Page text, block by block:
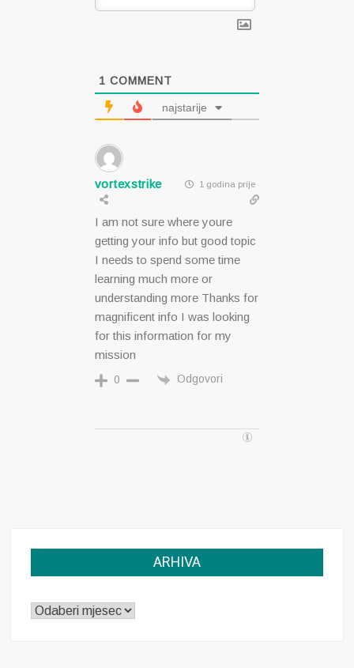
1 COMMENT
najstarije
vortexstrike 1 godina prije
I am not sure where youre
getting your info but good topic
I needs to spend some time
learning much more or
understanding more Thanks for
magnificent info I was looking
for this information for my
mission
0 Odgovori
ARHIVA
ARHIVA